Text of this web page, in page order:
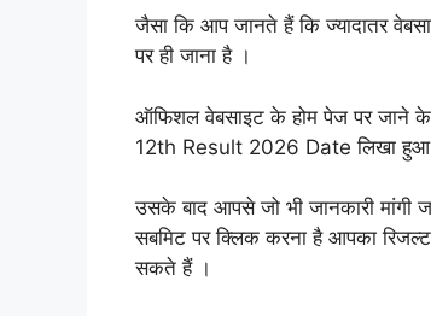
जैसा कि आप जानते हैं कि ज्यादातर
पर ही जाना है ।
ऑफिशल वेबसाइट के होम पेज पर जाने
12th Result 2026 Date लिखा हुआ
उसके बाद आपसे जो भी जानकारी मांगी
सबमिट पर क्लिक करना है आपका
सकते हैं ।